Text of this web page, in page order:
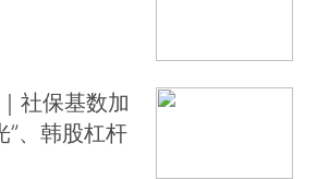
社保基数加
”、韩股杠杆